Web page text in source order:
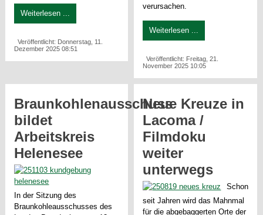
Weiterlesen ...
Veröffentlicht: Donnerstag, 11.
Dezember 2025 08:51
verursachen.
Weiterlesen ...
Veröffentlicht: Freitag, 21.
November 2025 10:05
Braunkohlenausschuss
bildet
Arbeitskreis
Helenesee
In der Sitzung des
Braunkohleausschusses des
Neue Kreuze in
Lacoma /
Filmdoku
weiter
unterwegs
Schon
seit Jahren wird das Mahnmal
für die abgebaggerten Orte der